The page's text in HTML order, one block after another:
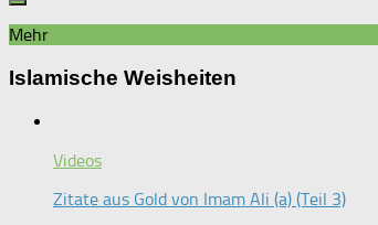
Mehr
Islamische Weisheiten
Videos
Zitate aus Gold von Imam Ali (a) (Teil 3)